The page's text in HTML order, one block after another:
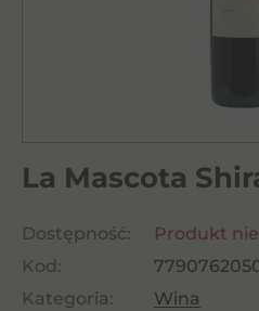
La Mascota
Dostępność:
Produkt
Kod:
Kategoria:
Wina